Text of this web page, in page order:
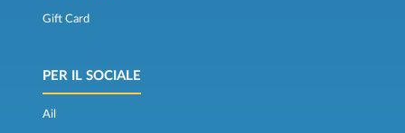
Gift Card
PER IL SOCIALE
Ail